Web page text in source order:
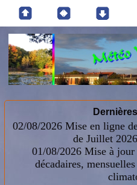
02/08/2026 Mise en ligne
de Juillet
01/08/2026 Mise à jour
décadaires,